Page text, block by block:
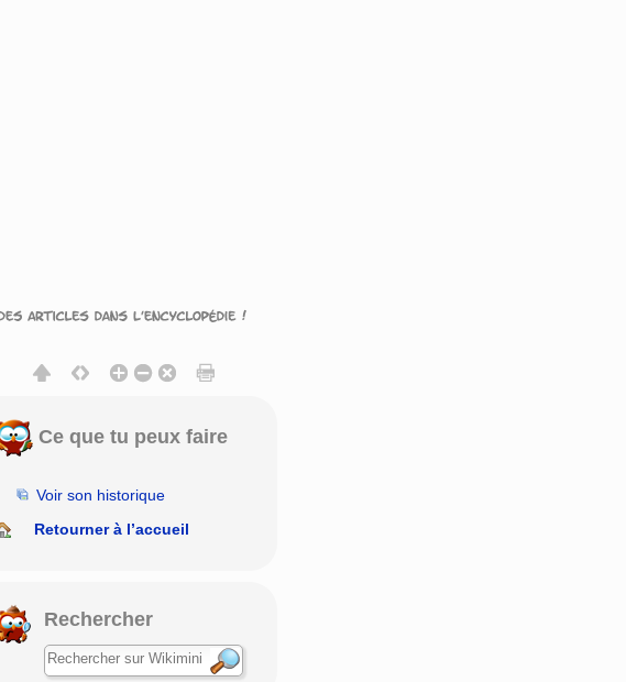
Ce que tu peux faire
Voir son historique
Retourner à l’accueil
Rechercher